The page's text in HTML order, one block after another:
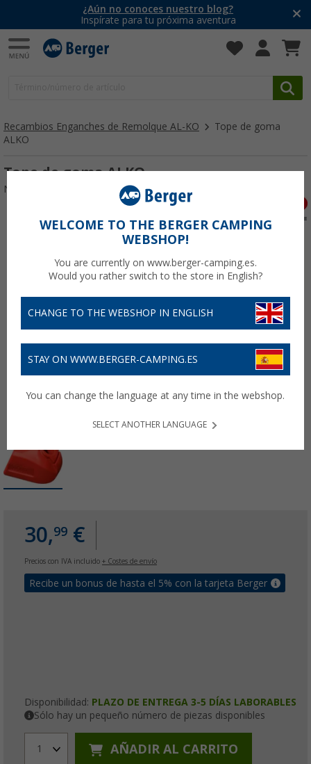
¿Aún no conoces nuestro blog?
Inspírate para tu próxima aventura
Recambios Enganches de Remolque AL-KO
Tope de goma
ALKO
Tope de goma ALKO
Nº de artículo 111563
30,99 €
Precios con IVA incluido + Costes de envío
Recibe un bonus de hasta el 5% con la tarjeta Berger
Disponibilidad: PLAZO DE ENTREGA 3-5 DÍAS LABORABLES
Sólo hay un pequeño número de piezas disponibles
1 AÑADIR AL CARRITO
WELCOME TO THE BERGER CAMPING
WEBSHOP!
You are currently on www.berger-camping.es.
Would you rather switch to the store in English?
CHANGE TO THE WEBSHOP IN ENGLISH
STAY ON WWW.BERGER-CAMPING.ES
You can change the language at any time in the webshop.
SELECT ANOTHER LANGUAGE